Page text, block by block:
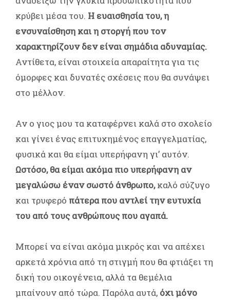
κρύβει μέσα του. Η ευαισθησία του, η
ενσυναίσθηση και η στοργή που τον
χαρακτηρίζουν δεν είναι σημάδια αδυναμίας.
Αντίθετα, είναι στοιχεία απαραίτητα για τις
όμορφες και δυνατές σχέσεις που θα συνάψει
στο μέλλον.
Αν ο γιος μου τα καταφέρνει καλά στο σχολείο
και γίνει ένας επιτυχημένος επαγγελματίας,
φυσικά και θα είμαι υπερήφανη γι’ αυτόν.
Ωστόσο, θα είμαι ακόμα πιο υπερήφανη αν
μεγαλώσω έναν σωστό άνθρωπο,καλό σύζυγο
και τρυφερό πάτεραπου αντλεί την ευτυχία
του από τους ανθρώπους που αγαπά.
Μπορεί να είναι ακόμα μικρός και να απέχει
αρκετά χρόνια από τη στιγμή που θα φτιάξει τη
δική του οικογένεια, αλλά τα θεμέλια
μπαίνουν από τώρα. Παρόλα αυτά, όχι μόνο